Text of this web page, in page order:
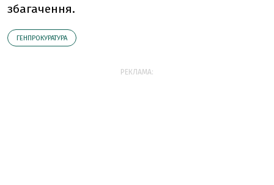
збагачення.
ГЕНПРОКУРАТУРА
РЕКЛАМА: